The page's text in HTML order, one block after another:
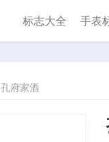
标志大全 手表
孔府家酒